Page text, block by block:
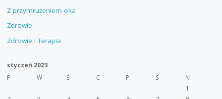
Z przymrużeniem oka
Zdrowie
Zdrowie i Terapia
styczeń 2023
P
W Ś C P S
N
1